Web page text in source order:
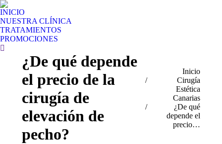
INICIO
NUESTRA CLÍNICA
TRATAMIENTOS
PROMOCIONES
Buscar:
¿De qué depende
el precio de la
cirugía de
elevación de
pecho?
Inicio
Cirugía
Estética
Canarias
¿De qué
depende el
precio…